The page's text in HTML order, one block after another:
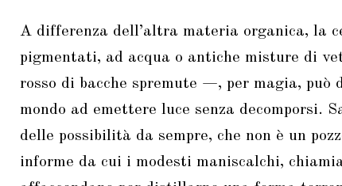
A differenza dell’altra materia organica, la
pigmentati, ad acqua o antiche misture di
rosso di bacche spremute —, per magia, può
mondo ad emettere luce senza decomporsi.
delle possibilità da sempre, che non è un
informe da cui i modesti maniscalchi,